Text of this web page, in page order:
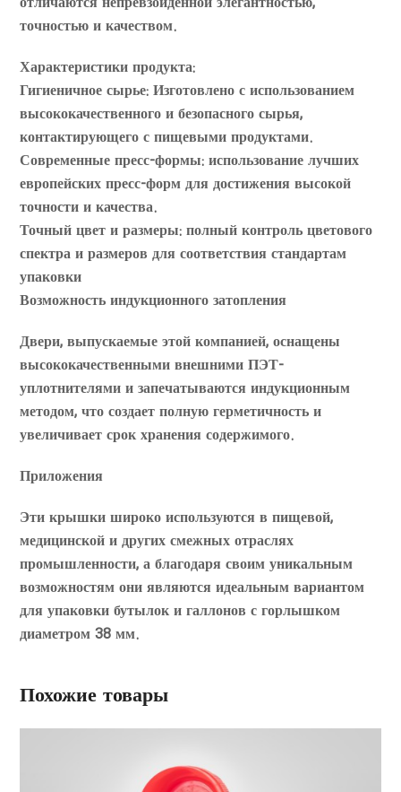
точностью и качеством.
Характеристики продукта:
Гигиеничное сырье: Изготовлено с использованием
высококачественного и безопасного сырья,
контактирующего с пищевыми продуктами.
Современные пресс-формы: использование лучших
европейских пресс-форм для достижения высокой
точности и качества.
Точный цвет и размеры: полный контроль цветового
спектра и размеров для соответствия стандартам
упаковки
Возможность индукционного затопления
Двери, выпускаемые этой компанией, оснащены
высококачественными внешними ПЭТ-
уплотнителями и запечатываются индукционным
методом, что создает полную герметичность и
увеличивает срок хранения содержимого.
Приложения
Эти крышки широко используются в пищевой,
медицинской и других смежных отраслях
промышленности, а благодаря своим уникальным
возможностям они являются идеальным вариантом
для упаковки бутылок и галлонов с горлышком
диаметром 38 мм.
Похожие товары